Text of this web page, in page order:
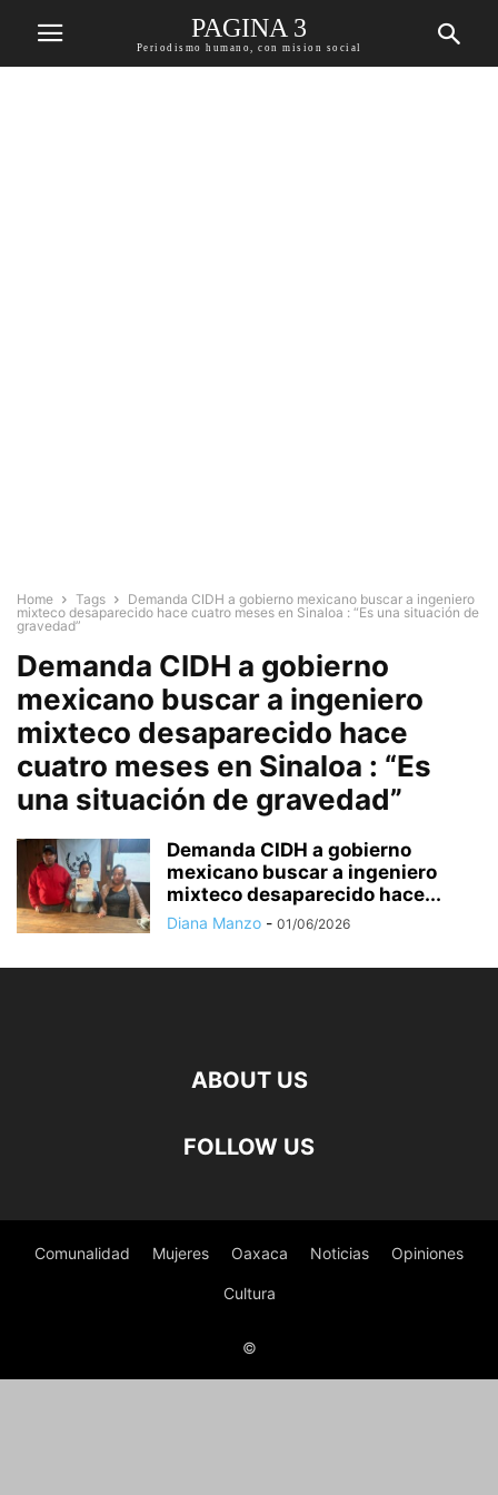
PAGINA 3
Periodismo humano, con mision social
Home Tags
Demanda CIDH a gobierno mexicano buscar a ingeniero
mixteco desaparecido hace cuatro meses en Sinaloa : “Es una situación de
gravedad”
Demanda CIDH a gobierno
mexicano buscar a ingeniero
mixteco desaparecido hace
cuatro meses en Sinaloa : “Es
una situación de gravedad”
Demanda CIDH a gobierno
mexicano buscar a ingeniero
mixteco desaparecido hace...
Diana Manzo - 01/06/2026
ABOUT US
FOLLOW US
Comunalidad Mujeres Oaxaca Noticias Opiniones
Cultura
©